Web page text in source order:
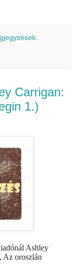
Carrigan:
1.)
Ashley
Az oroszlán